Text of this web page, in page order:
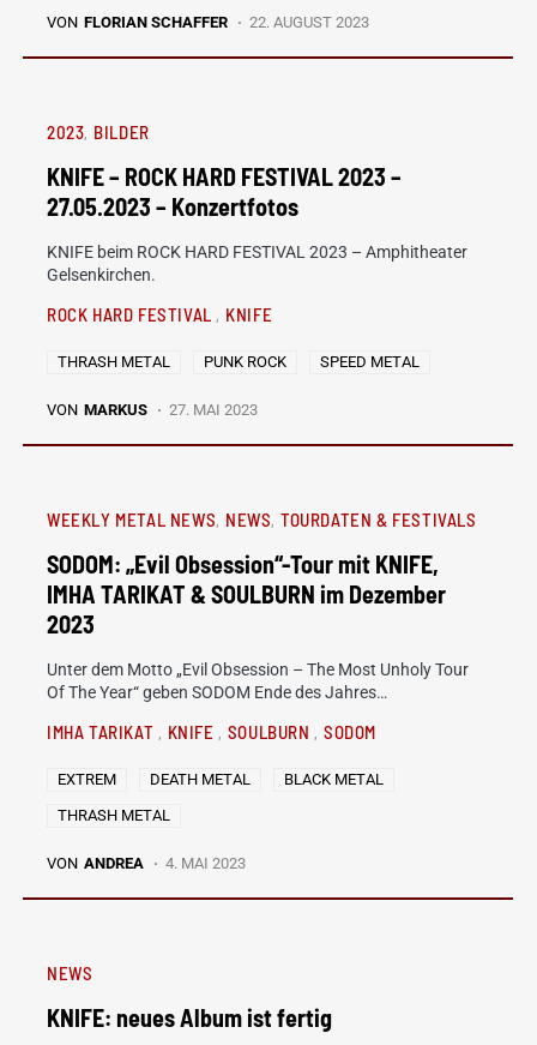
VON FLORIAN SCHAFFER 22. AUGUST 2023
2023 BILDER
KNIFE – ROCK HARD FESTIVAL 2023 –
27.05.2023 – Konzertfotos
KNIFE beim ROCK HARD FESTIVAL 2023 – Amphitheater
Gelsenkirchen.
ROCK HARD FESTIVAL KNIFE
THRASH METAL PUNK ROCK SPEED METAL
VON MARKUS 27. MAI 2023
WEEKLY METAL NEWS NEWS TOURDATEN & FESTIVALS
SODOM: „Evil Obsession“-Tour mit KNIFE,
IMHA TARIKAT & SOULBURN im Dezember
2023
Unter dem Motto „Evil Obsession – The Most Unholy Tour
Of The Year“ geben SODOM Ende des Jahres…
IMHA TARIKAT KNIFE SOULBURN SODOM
EXTREM DEATH METAL
BLACK METAL
THRASH METAL
VON ANDREA 4. MAI 2023
NEWS
KNIFE: neues Album ist fertig